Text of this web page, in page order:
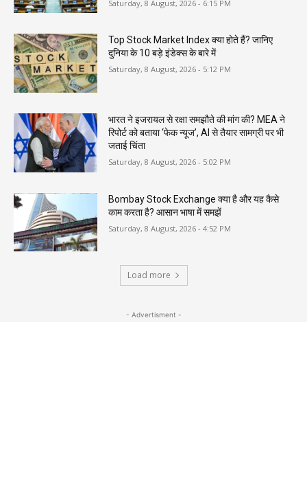
Saturday, 8 August, 2026 - 6:15 PM
Top Stock Market Index क्या होते हैं? जानिए
दुनिया के 10 बड़े इंडेक्स के बारे में
Saturday, 8 August, 2026 - 5:12 PM
भारत ने इजरायल से रक्षा समझौते की मांग की? MEA ने
रिपोर्ट को बताया ‘फेक न्यूज’, AI से तैयार सामग्री पर भी
जताई चिंता
Saturday, 8 August, 2026 - 5:02 PM
Bombay Stock Exchange क्या है और यह कैसे
काम करता है? आसान भाषा में समझें
Saturday, 8 August, 2026 - 4:52 PM
Load more
- Advertisment -